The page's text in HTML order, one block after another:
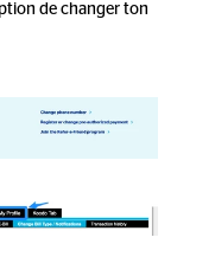
de changer ton